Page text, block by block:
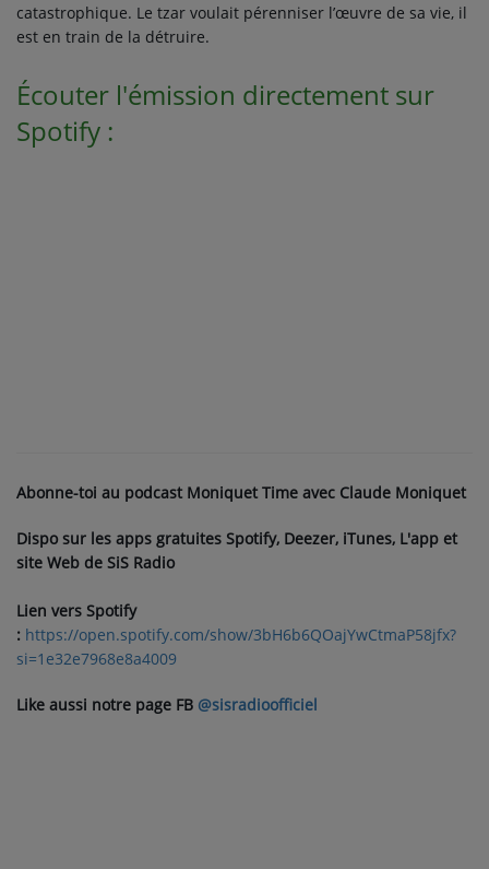
catastrophique. Le tzar voulait pérenniser l’œuvre de sa vie, il
est en train de la détruire.
Écouter l'émission directement sur
Spotify :
Abonne-toi au podcast Moniquet Time avec Claude Moniquet
Dispo sur les apps gratuites Spotify, Deezer, iTunes, L'app et
site Web de SiS Radio
Lien vers Spotify
: https://open.spotify.com/show/3bH6b6QOajYwCtmaP58jfx?
si=1e32e7968e8a4009
Like aussi notre page FB @sisradioofficiel